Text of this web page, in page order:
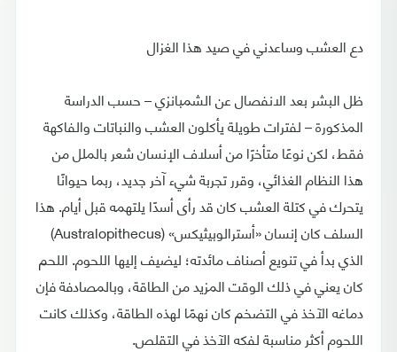
دع العشب وساعدني في صيد هذا الغزال
ظل البشر بعد الانفصال عن الشمبانزي – حسب الدراسة
المذكورة – لفترات طويلة يأكلون العشب والنباتات والفاكهة
فقط، لكن نوعًا متأخرًا من أسلاف الإنسان شعر بالملل من
هذا النظام الغذائي، وقرر تجربة شيء آخر جديد، ربما حيوانًا
يتحرك في كتلة العشب كان قد رأى أسدًا يلتهمه قبل أيام. هذا
السلف كان إنسان «أسترالوبيثيكس» (Australopithecus)
الذي بدأ في تنويع أصناف مائدته؛ ليضيف إليها اللحوم. اللحم
كان يعني في ذلك الوقت المزيد من الطاقة، وبالمصادفة فإن
دماغه الآخذ في التضخم كان نهمًا لهذه الطاقة، وكذلك كانت
اللحوم أكثر مناسبة لفكه الآخذ في التقلص.